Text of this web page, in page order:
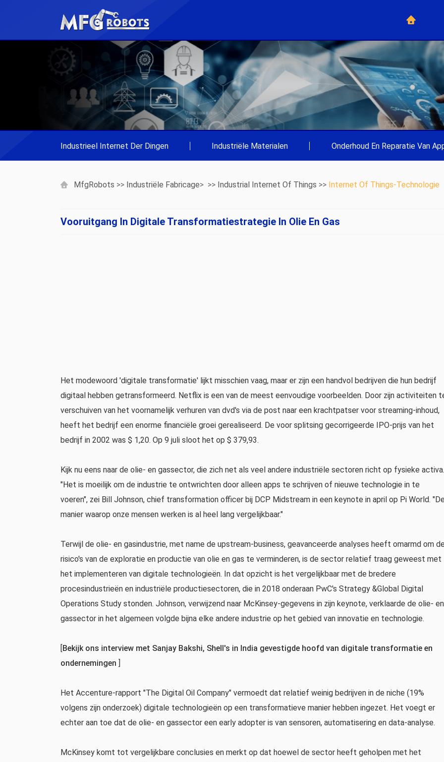
Industrieel Internet Der Dingen Industriële Materialen Onderhoud En Reparatie Van
MfgRobots >> Industriële Fabricage> >> Industrial Internet Of Things >> Internet Of Things-Technologie
Vooruitgang In Digitale Transformatiestrategie In Olie En Gas
Het modewoord 'digitale transformatie' lijkt misschien vaag, maar er zijn een handvol bedrijven die hun bedrijf
digitaal hebben getransformeerd. Netflix is ​​een van de meest eenvoudige voorbeelden. Door zijn activiteiten
verschuiven van het voornamelijk verhuren van dvd's via de post naar een krachtpatser voor streaming-inhoud,
heeft het bedrijf een enorme financiële groei gerealiseerd. De voor splitsing gecorrigeerde IPO-prijs van het
bedrijf in 2002 was $ 1,20. Op 9 juli sloot het op $ 379,93.
Kijk nu eens naar de olie- en gassector, die zich net als veel andere industriële sectoren richt op fysieke activa.
"Het is moeilijk om de industrie te ontwrichten door alleen apps te schrijven of nieuwe technologie in te
voeren", zei Bill Johnson, chief transformation officer bij DCP Midstream in een keynote in april op Pi World.
manier waarop onze mensen werken is al heel lang vergelijkbaar."
Terwijl de olie- en gasindustrie, met name de upstream-business, geavanceerde analyses heeft omarmd om
risico's van de exploratie en productie van olie en gas te verminderen, is de sector relatief traag geweest met
het implementeren van digitale technologieën. In dat opzicht is het vergelijkbaar met de bredere
procesindustrieën en industriële productiesectoren, die in 2018 onderaan PwC's Strategy &Global Digital
Operations Study stonden. Johnson, verwijzend naar McKinsey-gegevens in zijn keynote, verklaarde de olie- en
gassector in het algemeen volgde bijna elke andere industrie op het gebied van innovatie en technologie.
[Bekijk ons ​​interview met Sanjay Bakshi, Shell's in India gevestigde hoofd van digitale transformatie en
ondernemingen ]
Het Accenture-rapport "The Digital Oil Company" vermoedt dat relatief weinig bedrijven in de niche (19%
volgens zijn onderzoek) digitale technologieën op een transformatieve manier hebben ingezet. Het voegt er
echter aan toe dat de olie- en gassector een early adopter is van sensoren, automatisering en data-analyse.
McKinsey komt tot vergelijkbare conclusies en merkt op dat hoewel de sector heeft geholpen met het